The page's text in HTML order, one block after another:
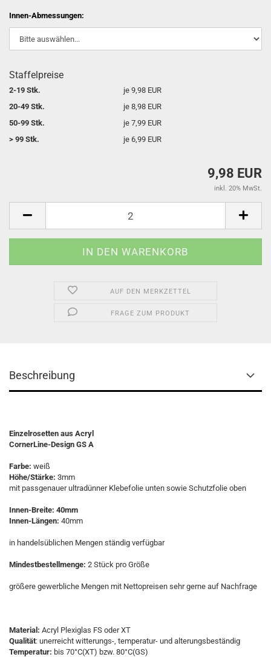
Innen-Abmessungen:
Staffelpreise
2-19 Stk.
je 9,98 EUR
20-49 Stk.
je 8,98 EUR
50-99 Stk.
je 7,99 EUR
> 99 Stk.
je 6,99 EUR
9,98 EUR
inkl. 20% MwSt.
AUF DEN MERKZETTEL
FRAGE ZUM PRODUKT
Beschreibung
Einzelrosetten aus Acryl
CornerLine-Design GS A
Farbe: weiß
Höhe/Stärke: 3mm
mit passgenauer ultradünner Klebefolie unten sowie Schutzfolie oben
Innen-Breite: 40mm
Innen-Längen: 40mm
in handelsüblichen Mengen ständig verfügbar
Mindestbestellmenge: 2 Stück pro Größe
größere gewerbliche Mengen mit Nettopreisen sehr gerne auf Nachfrage
Material: Acryl Plexiglas FS oder XT
Qualität: unerreicht witterungs-, temperatur- und alterungsbeständig
Temperatur: bis 70°C(XT) bzw. 80°C(GS)